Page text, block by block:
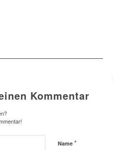
Kommentar
Name *